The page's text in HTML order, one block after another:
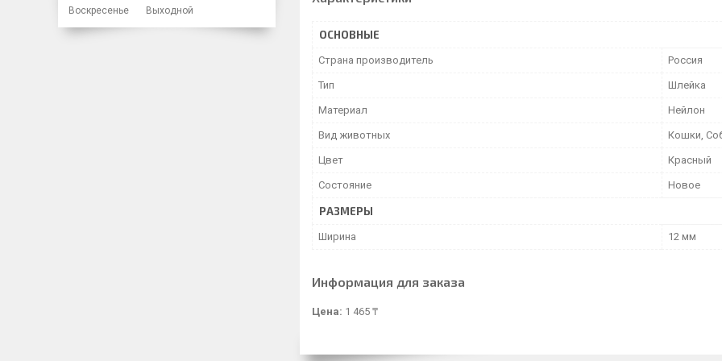
ОСНОВНЫЕ
Страна производитель Россия
Тип Шлейка
Материал Нейлон
Вид животных Кошки,
Цвет Красный
Состояние Новое
РАЗМЕРЫ
Ширина 12 мм
Информация для заказа
Цена: 1 465 ₸
Воскресенье Выходной